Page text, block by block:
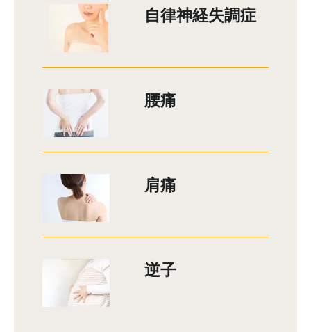
自律神経失調症
腰痛
肩痛
逆子